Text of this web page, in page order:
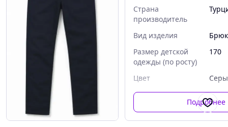
Страна
производитель
Вид изделия
Размер детской
одежды (по росту)
170
Цвет
Подробнее